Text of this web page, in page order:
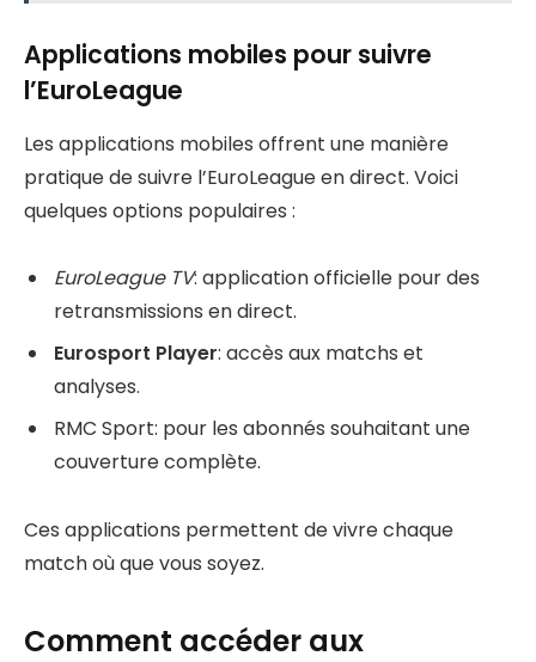
Applications mobiles pour suivre
l’EuroLeague
Les applications mobiles offrent une manière
pratique de suivre l’EuroLeague en direct. Voici
quelques options populaires :
EuroLeague TV: application officielle pour des
retransmissions en direct.
Eurosport Player: accès aux matchs et
analyses.
RMC Sport: pour les abonnés souhaitant une
couverture complète.
Ces applications permettent de vivre chaque
match où que vous soyez.
Comment accéder aux